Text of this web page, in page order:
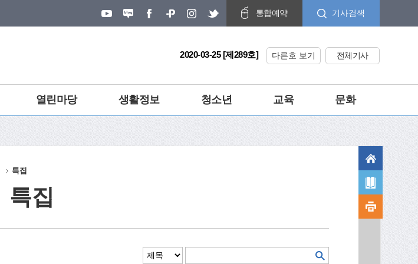
통합예약 기사검색
2020-03-25 [제289호] 다른호 보기 전체기사
열린마당 생활정보 청소년 교육 문화
특집
특집